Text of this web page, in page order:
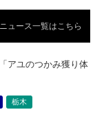
ニュース一覧はこちら
アユのつかみ獲り体
栃木